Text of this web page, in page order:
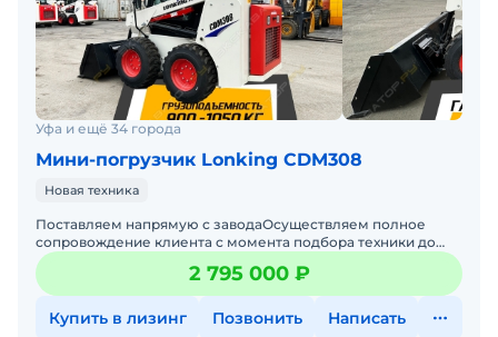
Уфа и ещё 34 города
Мини-погрузчик Lonking CDM308
Новая техника
Поставляем напрямую с заводаОсуществляем полное
сопровождение клиента с момента подбора техники до
сервисного обслуживания и поставки запчастей. Напишите
нам и
2 795 000 ₽
Купить в лизинг Позвонить Написать